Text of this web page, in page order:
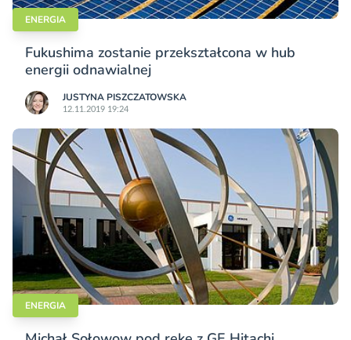
ENERGIA
Fukushima zostanie przekształcona w hub
energii odnawialnej
JUSTYNA PISZCZATOWSKA
12.11.2019 19:24
ENERGIA